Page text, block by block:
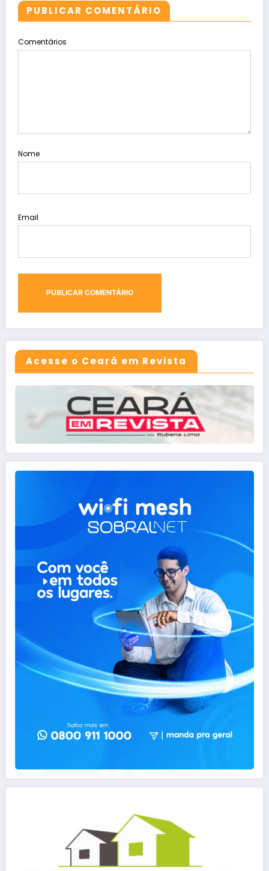
PUBLICAR COMENTÁRIO
Comentários
Nome
Email
Acesse o Ceará em Revista